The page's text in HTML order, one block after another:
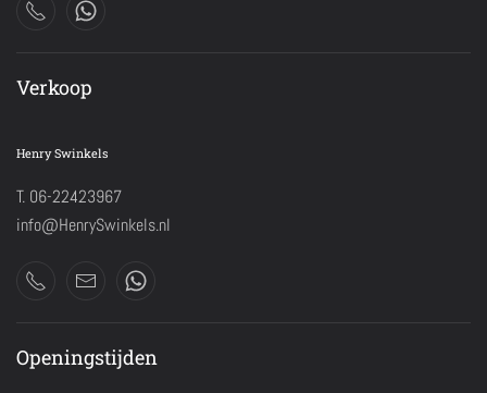
Verkoop
Henry Swinkels
T. 06-22423967
info@HenrySwinkels.nl
Openingstijden